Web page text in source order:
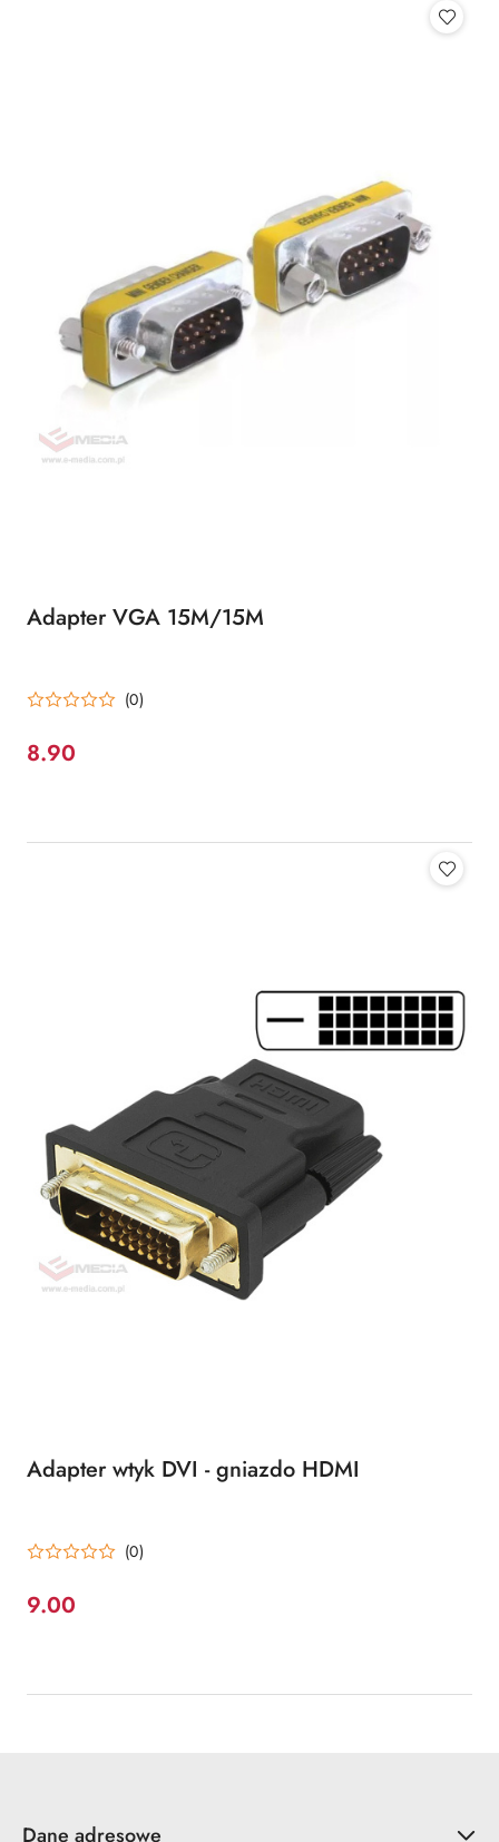
Adapter VGA 15M/15M
(0)
Cena:
8.90
Adapter wtyk DVI - gniazdo HDMI
(0)
Cena:
9.00
Dane adresowe